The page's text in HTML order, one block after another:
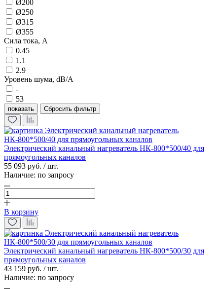
Ø200
Ø250
Ø315
Ø355
Сила тока, А
0.45
1.1
2.9
Уровень шума, dB/A
-
53
показать
Электрический канальный нагреватель НК-800*500/40 для
прямоугольных каналов
55 093 руб. / шт.
Наличие: по запросу
В корзину
Электрический канальный нагреватель НК-800*500/30 для
прямоугольных каналов
43 159 руб. / шт.
Наличие: по запросу